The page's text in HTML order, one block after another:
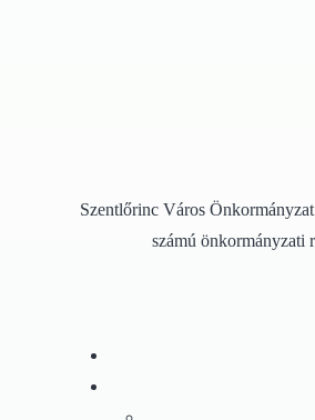
Szentlőrinc Város
számú önkormányzati